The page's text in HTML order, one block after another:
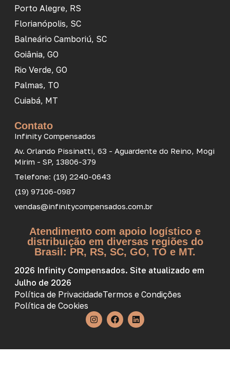
Porto Alegre, RS
Florianópolis, SC
Balneário Camboriú, SC
Goiânia, GO
Rio Verde, GO
Palmas, TO
Cuiabá, MT
Contato
Infinity Compensados
Av. Orlando Pissinatti, 63 - Aguardente do Reino, Mogi
Mirim - SP, 13806-379
Telefone: (19) 2240-0643
(19) 97106-0987
vendas@infinitycompensados.com.br
Atendimento com apoio logístico e
distribuição em diversas regiões do
Brasil: PR, RS, SC, GO, TO e MT.
2026 Infinity Compensados. Site atualizado em
Julho de 2026
Política de PrivacidadeTermos e Condições
Política de Cookies